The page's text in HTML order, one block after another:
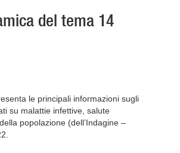
del tema 14
le principali informazioni sugli
su malattie infettive, salute
popolazione (dell’Indagine –